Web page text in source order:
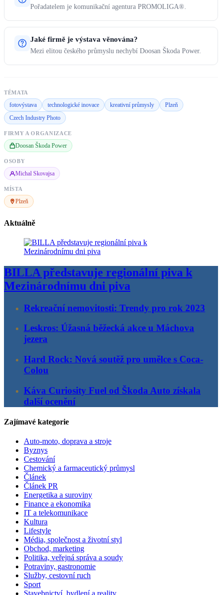
Pořadatelem je komunikační agentura PROMOLIGA®.
Jaké firmě je výstava věnována?
Mezi elitou českého průmyslu nechybí Doosan Škoda Power.
TÉMATA
fotovýstava technologické inovace kreativní průmysly
Plzeň
Czech Industry Photo
FIRMY A ORGANIZACE
Doosan Škoda Power
OSOBY
Michal Skovajsa
MÍSTA
Plzeň
Aktuálně
BILLA představuje regionální piva k
Mezinárodnímu dni piva
Rekreační nemovitosti: Trendy pro rok 2023
Leskros: Úžasná běžecká akce u Máchova
jezera
Hard Rock: Nová soutěž pro umělce s Coca-
Colou
Káva Curiosity Fuel od Škoda Auto získala
další ocenění
Zajímavé kategorie
Auto-moto, doprava a stroje
Byznys
Cestování
Chemický a farmaceutický průmysl
Článek
Článek PR
Energetika a suroviny
Finance a ekonomika
IT a telekomunikace
Kultura
Lifestyle
Média, společnost a životní styl
Obchod, marketing
Politika, veřejná správa a soudy
Potraviny, gastronomie
Služby, cestovní ruch
Sport